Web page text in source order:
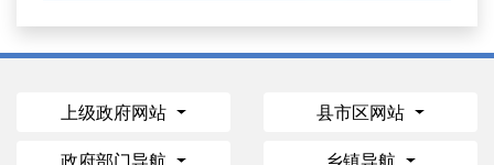
上级政府网站 县市区网站